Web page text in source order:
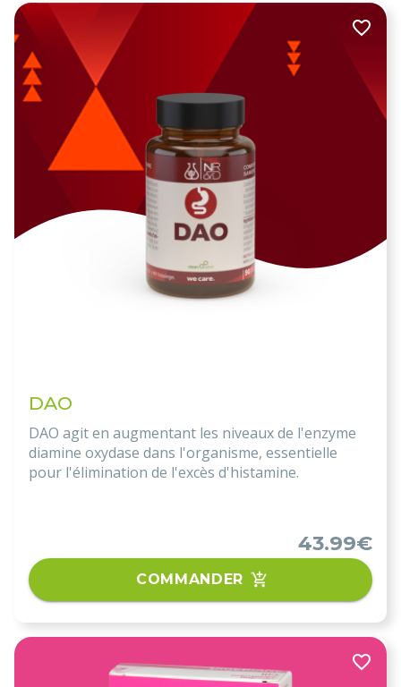
DAO
DAO agit en augmentant les niveaux de l'enzyme
diamine oxydase dans l'organisme, essentielle
pour l'élimination de l'excès d'histamine.
43.99€
COMMANDER